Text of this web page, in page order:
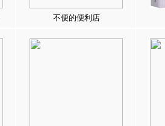
不便的便利店